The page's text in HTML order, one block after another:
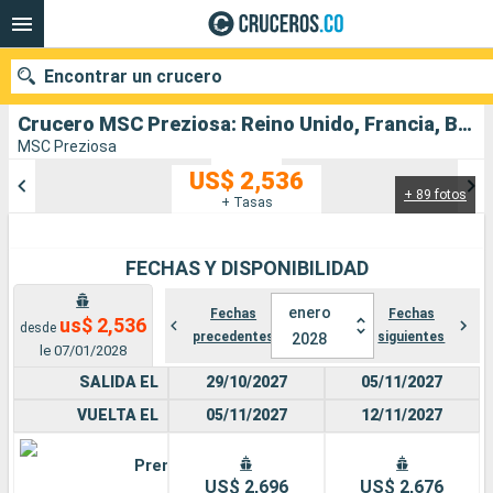
Crucero MSC Preziosa: Reino Unido, Francia, Bélgica, Paises Bajos, Alemania salida desde Hamburgo
MSC Preziosa
+ 89 fotos
US$ 2,536
+ Tasas
FECHAS Y DISPONIBILIDAD
desde us$ 2,536
le 07/01/2028
Fechas
precedentes
enero
2028
Fechas
siguientes
SALIDA EL
VUELTA EL
Premium
29/10/2027
05/11/2027
US$ 2,696
05/11/2027
12/11/2027
US$ 2,676
Encontrar un crucero
Puertos Compañías
Buscar